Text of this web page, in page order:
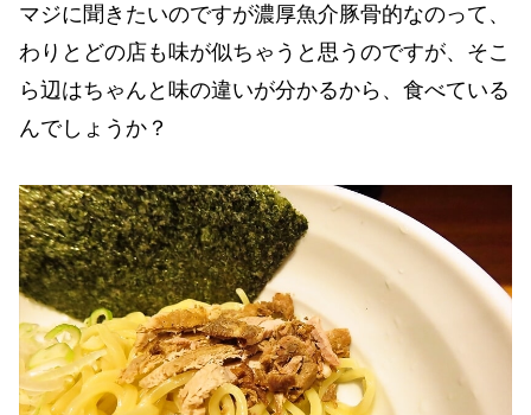
マジに聞きたいのですが濃厚魚介豚骨的なのって、
わりとどの店も味が似ちゃうと思うのですが、そこ
ら辺はちゃんと味の違いが分かるから、食べている
んでしょうか？